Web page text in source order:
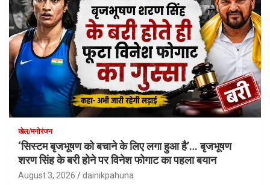
खेल/मनोरंजन
‘सिस्टम बृजभूषण को बचाने के लिए लगा हुआ है’… बृजभूषण
शरण सिंह के बरी होने पर विनेश फोगाट का पहला बयान
August 3, 2026 dainikpahuna